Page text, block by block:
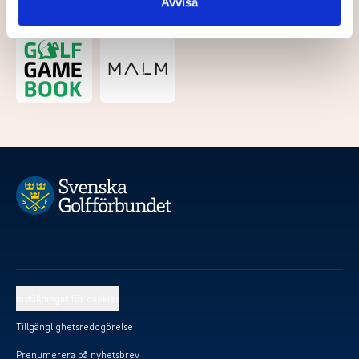
Tillgänglighetsredogörelse
Prenumerera på nyhetsbrev